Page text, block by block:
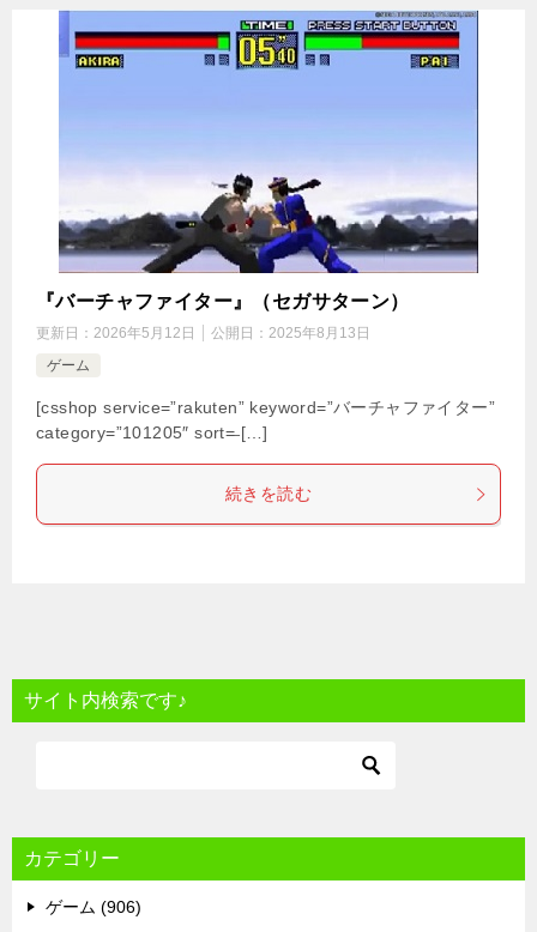
『バーチャファイター』（セガサターン）
更新日： 2026年5月12日 公開日： 2025年8月13日
ゲーム
[csshop service=”rakuten” keyword=”バーチャファイター”
category=”101205″ sort=̶ […]
続きを読む
サイト内検索です♪
カテゴリー
ゲーム (906)